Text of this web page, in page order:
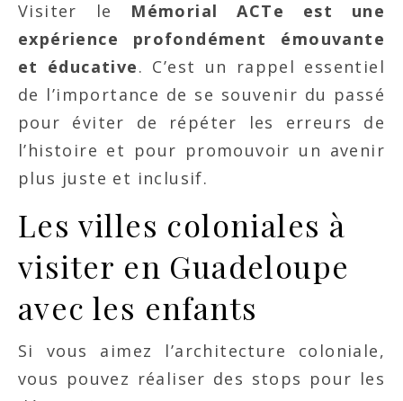
Visiter le Mémorial ACTe est une
expérience profondément émouvante
et éducative. C’est un rappel essentiel
de l’importance de se souvenir du passé
pour éviter de répéter les erreurs de
l’histoire et pour promouvoir un avenir
plus juste et inclusif.
Les villes coloniales à
visiter en Guadeloupe
avec les enfants
Si vous aimez l’architecture coloniale,
vous pouvez réaliser des stops pour les